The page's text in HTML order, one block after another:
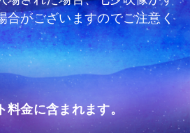
合がございますのでご注意く
料金に含まれます。